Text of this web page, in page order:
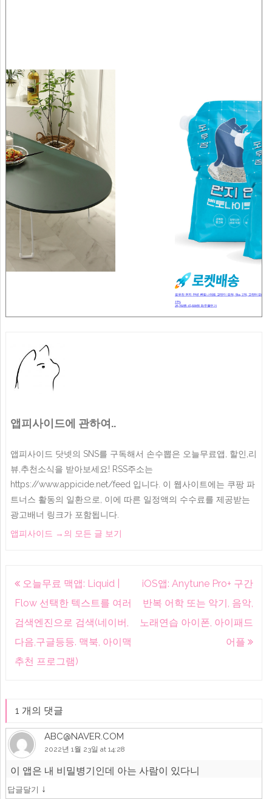
앱피사이드에 관하여..
앱피사이드 닷넷의 SNS를 구독해서 손수뽑은 오늘무료앱, 할인,리
뷰,추천소식을 받아보세요! RSS주소는
https://www.appicide.net/feed 입니다. 이 웹사이트에는 쿠팡 파
트너스 활동의 일환으로, 이에 따른 일정액의 수수료를 제공받는
광고배너 링크가 포함됩니다.
앱피사이드 → 의 모든 글 보기
글
내
비
게
이
오늘무료 맥앱: Liquid |
Flow 선택한 텍스트를 여러
검색엔진으로 검색(네이버,
다음,구글등등. 맥북, 아이맥
추천 프로그램)
iOS앱: Anytune Pro+ 구간
반복 어학 또는 악기, 음악,
노래연습 아이폰, 아이패드
어플
1 개의 댓글
ABC@NAVER.COM
2022년 1월 23일 at 14:28
이 앱은 내 비밀병기인데 아는 사람이 있다니
답글달기 ↓